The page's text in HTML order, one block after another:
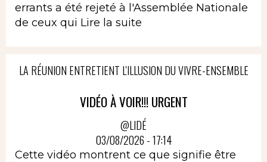
errants a été rejeté à l'Assemblée Nationale
de ceux qui Lire la suite
LA RÉUNION ENTRETIENT L'ILLUSION DU VIVRE-ENSEMBLE
VIDÉO À VOIR!!! URGENT
@LIDÉ
03/08/2026 - 17:14
Cette vidéo montrent ce que signifie être